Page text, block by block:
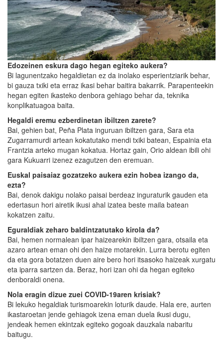
Edozeinen eskura dago hegan egiteko aukera?
Bi lagunentzako hegaldietan ez da inolako esperientziarik behar,
bi gauza txiki eta erraz ikasi behar baitira bakarrik. Parapenteekin
hegan egiten ikasteko denbora gehiago behar da, teknika
konplikatuagoa baita.
Hegaldi eremu ezberdinetan ibiltzen zarete?
Bai, gehien bat, Peña Plata inguruan ibiltzen gara, Sara eta
Zugarramurdi artean kokatutako mendi txiki batean, Espainia eta
Frantzia arteko mugan kokatua. Hortaz gain, Orio aldean ibili ohi
gara Kukuarri izenez ezagutzen den eremuan.
Euskal paisaiaz gozatzeko aukera ezin hobea izango da,
ezta?
Bai, denok dakigu nolako paisai berdeaz inguraturik gauden eta
edertasun hori airetik ikusi ahal izatea beste maila batean
kokatzen zaitu.
Eguraldiak zeharo baldintzatutako kirola da?
Bai, hemen normalean ipar haizearekin ibiltzen gara, otsaila eta
azaro artean eman ohi den haize motarekin. Lurra berotu egiten
da eta gora botatzen duen aire bero hori itsasoko haizeak xurgatu
eta iparra sartzen da. Beraz, hori izan ohi da hegan egiteko
denboraldi onena.
Nola eragin dizue zuei COVID-19aren krisiak?
Bi lekuko hegaldiak turismoarekin loturik daude. Hala ere, aurten
ikastaroetan jende gehiagok izena eman duela ikusi dugu,
jendeak hemen ekintzak egiteko gogoak dauzkala nabaritu
baitugu.